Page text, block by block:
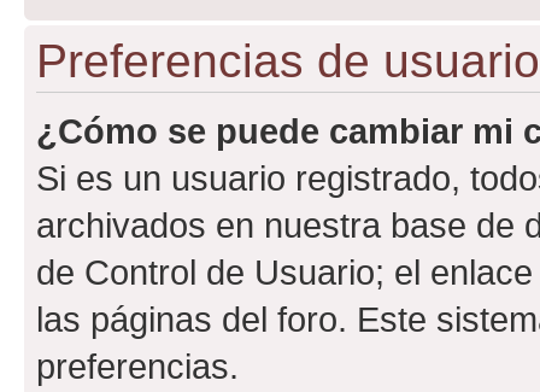
Preferencias de
¿Cómo se puede cambiar mi
Si es un usuario registrado,
archivados en nuestra base de
de Control de Usuario; el
las páginas del foro. Este
preferencias.